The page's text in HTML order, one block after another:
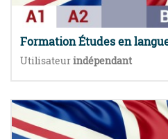
Formation Études en
Utilisateurindépendant